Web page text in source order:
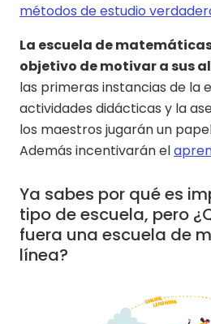
métodos de estudio
La escuela de
objetivo de motivar a sus
las primeras instancias de la
actividades didácticas y la
los maestros jugarán un
Además incentivarán el
Ya sabes por qué es
tipo de escuela, pero
fuera una escuela de
línea?